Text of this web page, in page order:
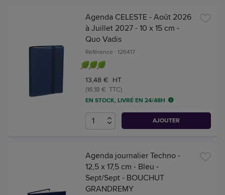
Agenda CELESTE - Août 2026
à Juillet 2027 - 10 x 15 cm -
Quo Vadis
Référence : 126417
13,48 € HT
(16,18 € TTC)
EN STOCK, LIVRÉ EN 24/48H
AJOUTER
Agenda journalier Techno -
12,5 x 17,5 cm - Bleu -
Sept/Sept - BOUCHUT
GRANDREMY